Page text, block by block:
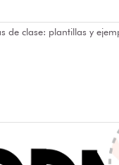
de clase: plantillas y